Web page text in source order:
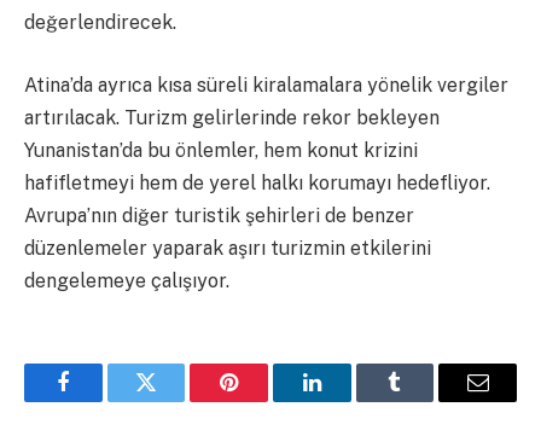
değerlendirecek.
Atina’da ayrıca kısa süreli kiralamalara yönelik vergiler
artırılacak. Turizm gelirlerinde rekor bekleyen
Yunanistan’da bu önlemler, hem konut krizini
hafifletmeyi hem de yerel halkı korumayı hedefliyor.
Avrupa’nın diğer turistik şehirleri de benzer
düzenlemeler yaparak aşırı turizmin etkilerini
dengelemeye çalışıyor.
FacebookTwitter Pinterest LinkedInTumblr Email